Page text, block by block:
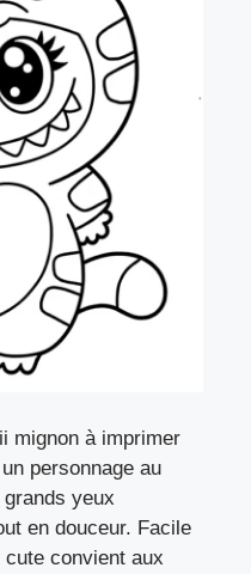
mignon à imprimer
personnage au
yeux
en douceur. Facile
convient aux